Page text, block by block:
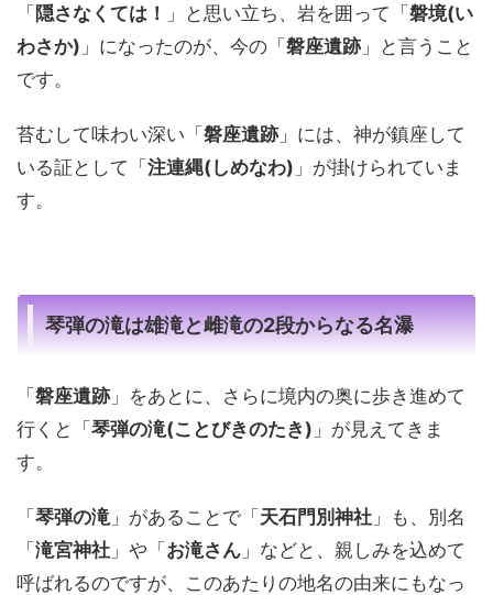
「隠さなくては！ 」と思い立ち、岩を囲って「磐境(い
わさか) 」になったのが、今の「磐座遺跡」と言うこと
です。
苔むして味わい深い「磐座遺跡」には、神が鎮座して
いる証として「注連縄(しめなわ) 」が掛けられていま
す。
琴弾の滝は雄滝と雌滝の2段からなる名瀑
「磐座遺跡」をあとに、さらに境内の奥に歩き進めて
行くと「琴弾の滝(ことびきのたき) 」が見えてきま
す。
「琴弾の滝 」があることで「天石門別神社 」も、別名
「滝宮神社 」や「お滝さん 」などと、親しみを込めて
呼ばれるのですが、このあたりの地名の由来にもなっ